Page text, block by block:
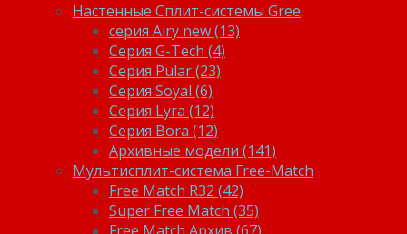
Настенные Сплит-системы Gree
серия Airy new (13)
Серия G-Tech (4)
Серия Pular (23)
Cерия Soyal (6)
Серия Lyra (12)
Серия Bora (12)
Архивные модели (141)
Мультисплит-система Free-Match
Free Match R32 (42)
Super Free Match (35)